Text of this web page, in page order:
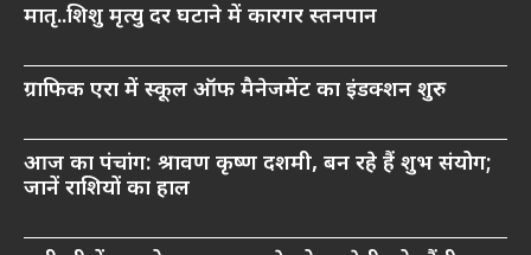
मातृ..शिशु मृत्यु दर घटाने में कारगर स्तनपान
ग्राफिक एरा में स्कूल ऑफ मैनेजमेंट का इंडक्शन शुरु
आज का पंचांग: श्रावण कृष्ण दशमी, बन रहे हैं शुभ संयोग;
जानें राशियों का हाल